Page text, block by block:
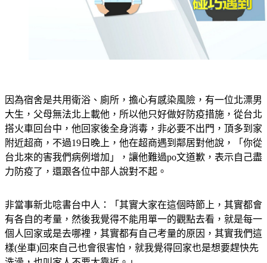
因為宿舍是共用衛浴、廁所，擔心有感染風險，有一位北漂男
大生，父母無法北上載他，所以他只好做好防疫措施，從台北
搭火車回台中，他回家後全身消毒，非必要不出門，頂多到家
附近超商，不過19日晚上，他在超商遇到鄰居對他說，「你從
台北來的害我們病例增加」，讓他難過po文道歉，表示自己盡
力防疫了，還跟各位中部人說對不起。
非當事新北唸書台中人：「其實大家在這個時節上，其實都會
有各自的考量，然後我覺得不能用單一的觀點去看，就是每一
個人回家或是去哪裡，其實都有自己考量的原因，其實我們這
樣(坐車)回來自己也會很害怕，就我覺得回家也是想要趕快先